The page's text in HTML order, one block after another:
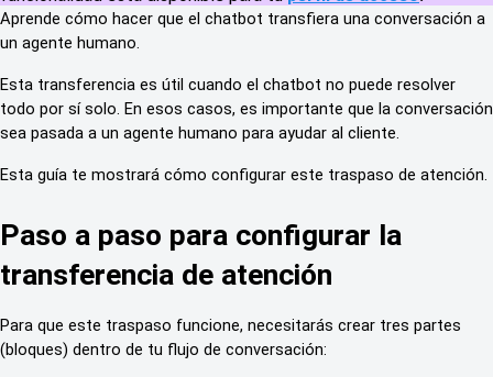
Aprende cómo hacer que el chatbot transfiera una conversación a
un agente humano.
Esta transferencia es útil cuando el chatbot no puede resolver
todo por sí solo. En esos casos, es importante que la conversación
sea pasada a un agente humano para ayudar al cliente.
Esta guía te mostrará cómo configurar este traspaso de atención.
Paso a paso para configurar la
transferencia de atención
Para que este traspaso funcione, necesitarás crear tres partes
(bloques) dentro de tu flujo de conversación: